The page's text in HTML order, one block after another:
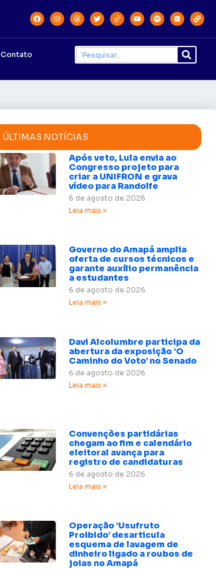
Contato
ÚLTIMAS NOTÍCIAS
Após veto, Lula envia ao
Congresso projeto para
criar a UNIFRON e grava
vídeo para Randolfe
6 de agosto de 2026
Leia mais »
Governo do Amapá amplia
oferta de cursos técnicos e
garante auxílio permanência
a estudantes
6 de agosto de 2026
Leia mais »
Davi Alcolumbre participa da
abertura da exposição ‘O
Caminho do Voto’ no Senado
6 de agosto de 2026
Leia mais »
Convenções partidárias
chegam ao fim e calendário
eleitoral avança para
registro de candidaturas
6 de agosto de 2026
Leia mais »
Operação ‘Usufruto
Proibido’ desarticula
esquema de lavagem de
dinheiro ligado a roubos de
joias no Amapá